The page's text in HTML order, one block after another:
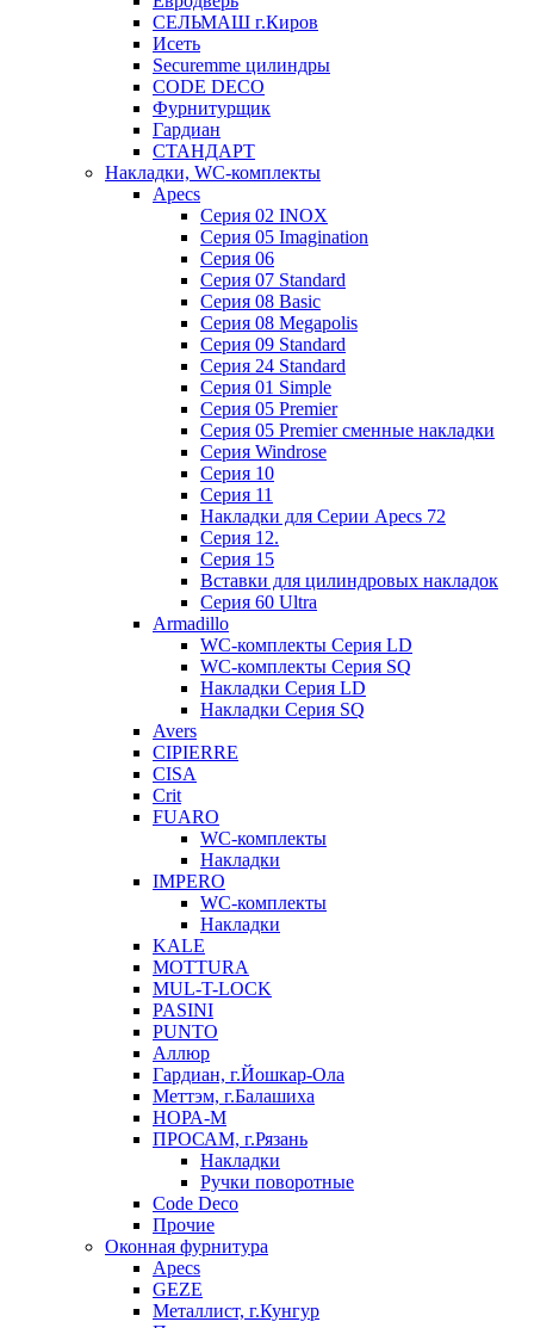
СЕЛЬМАШ г.Киров
Исеть
Securemme цилиндры
CODE DECO
Фурнитурщик
Гардиан
СТАНДАРТ
Накладки, WC-комплекты
Apecs
Cерия 02 INOX
Cерия 05 Imagination
Cерия 06
Cерия 07 Standard
Cерия 08 Basic
Cерия 08 Megapolis
Cерия 09 Standard
Cерия 24 Standard
Серия 01 Simple
Серия 05 Premier
Серия 05 Premier сменные накладки
Cерия Windrose
Серия 10
Серия 11
Накладки для Серии Apecs 72
Серия 12.
Серия 15
Вставки для цилиндровых накладок
Серия 60 Ultra
Armadillo
WC-комплекты Серия LD
WC-комплекты Серия SQ
Накладки Серия LD
Накладки Серия SQ
Avers
CIPIERRE
CISA
Crit
FUARO
WC-комплекты
Накладки
IMPERO
WC-комплекты
Накладки
KALE
MOTTURA
MUL-T-LOCK
PASINI
PUNTO
Аллюр
Гардиан, г.Йошкар-Ола
Меттэм, г.Балашиха
НОРА-М
ПРОСАМ, г.Рязань
Накладки
Ручки поворотные
Code Deco
Прочие
Оконная фурнитура
Apecs
GEZE
Металлист, г.Кунгур